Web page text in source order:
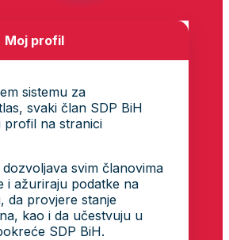
Moj profil
sistemu za
svaki član SDP BiH
profil na stranici
svim članovima
i ažuriraju podatke na
da provjere stanje
kao i da učestvuju u
SDP BiH.